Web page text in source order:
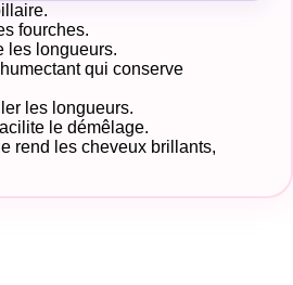
fourches.
les longueurs.
qui conserve
les longueurs.
le démêlage.
rend les cheveux brillants,